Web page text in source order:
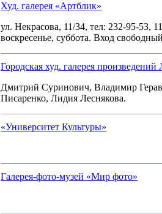
Худ. галерея «Артблик»
ул. Некрасова, 11/34, тел: 232-95-53,
воскресенье, суббота. Вход
Городская худ. галерея
Дмитрий Суринович, Владимир
Писаренко, Лидия Леснякова.
«Университет Культуры»
Галерея-фото-музей «Мир фото»